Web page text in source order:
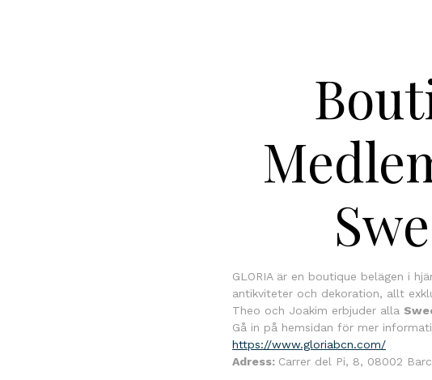
GLORIA är en boutique belägen i
antikviteter och dekoration, allt
Theo och Joakim erbjuder alla
Gå in på hemsidan för mer
https://www.gloriabcn.com/
Adress: Carrer del Pi, 8, 08002